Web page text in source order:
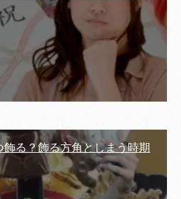
る？飾る方角としまう時期